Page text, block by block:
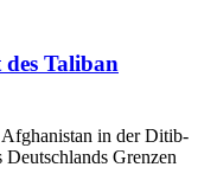
Taliban
Afghanistan in der Ditib-
Grenzen